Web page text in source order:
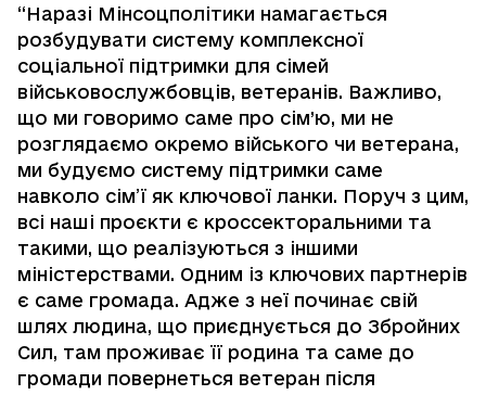
“Наразі Мінсоцполітики намагається
розбудувати систему комплексної
соціальної підтримки для сімей
військовослужбовців, ветеранів. Важливо,
що ми говоримо саме про сім’ю, ми не
розглядаємо окремо війського чи ветерана,
ми будуємо систему підтримки саме
навколо сім’ї як ключової ланки. Поруч з цим,
всі наші проєкти є кроссекторальними та
такими, що реалізуються з іншими
міністерствами. Одним із ключових партнерів
є саме громада. Адже з неї починає свій
шлях людина, що приєднується до Збройних
Сил, там проживає її родина та саме до
громади повернеться ветеран після